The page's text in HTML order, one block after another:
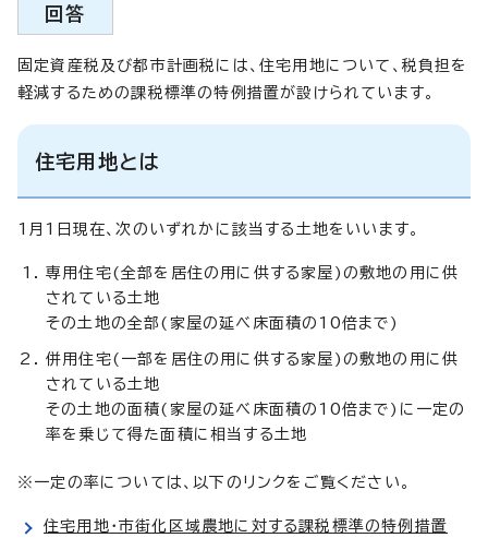
回答
固定資産税及び都市計画税には、住宅用地について、税負担を
軽減するための課税標準の特例措置が設けられています。
住宅用地とは
1月1日現在、次のいずれかに該当する土地をいいます。
専用住宅(全部を居住の用に供する家屋)の敷地の用に供
されている土地
その土地の全部(家屋の延べ床面積の10倍まで)
併用住宅(一部を居住の用に供する家屋)の敷地の用に供
されている土地
その土地の面積(家屋の延べ床面積の10倍まで)に一定の
率を乗じて得た面積に相当する土地
※一定の率については、以下のリンクをご覧ください。
住宅用地・市街化区域農地に対する課税標準の特例措置